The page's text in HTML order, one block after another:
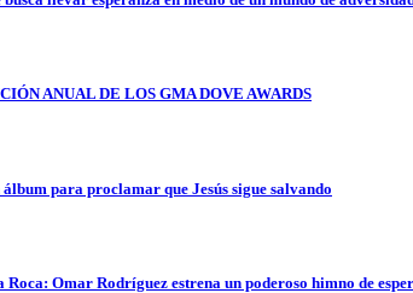
ANUAL DE LOS GMA DOVE AWARDS
para proclamar que Jesús sigue salvando
Omar Rodríguez estrena un poderoso himno de